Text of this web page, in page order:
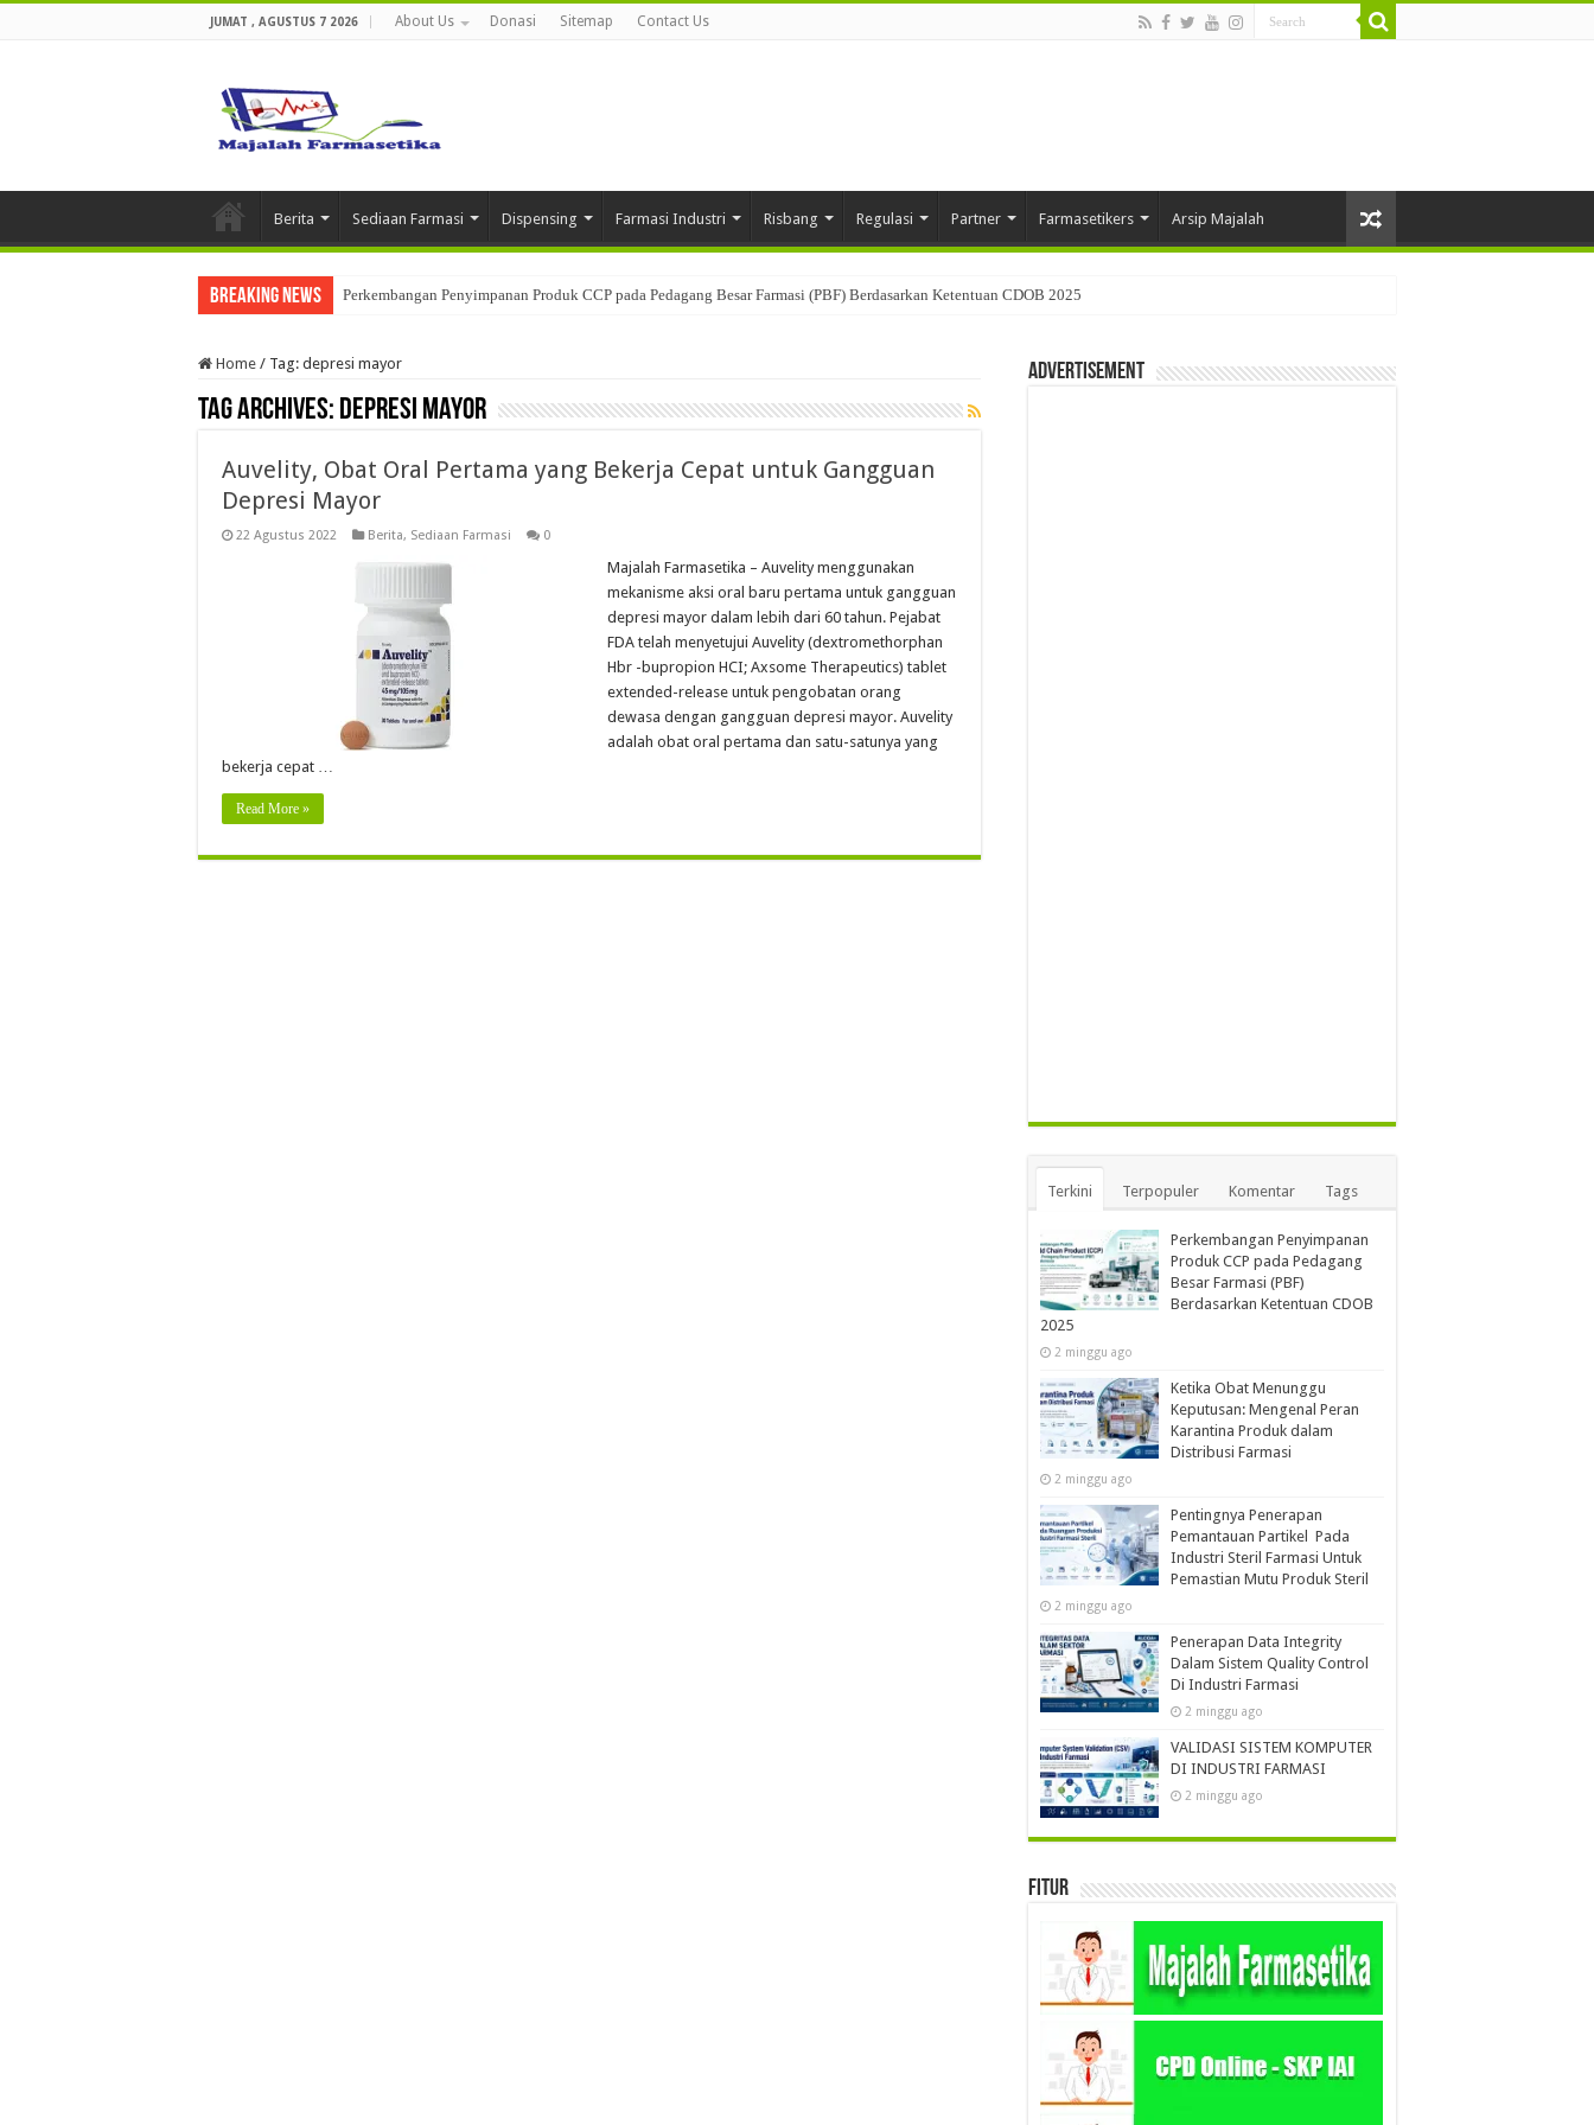
JUMAT , AGUSTUS 7 2026 About Us Donasi Sitemap Contact Us
Berita Sediaan Farmasi Dispensing Farmasi Industri Risbang Regulasi Partner Farmasetikers Arsip Majalah
Breaking News Perkembangan Penyimpanan Produk CCP pada Pedagang Besar Farmasi (PBF) Berdasarkan Ketentuan CDOB 2025
Home / Tag: depresi mayor
Tag Archives: depresi mayor
Auvelity, Obat Oral Pertama yang Bekerja Cepat untuk Gangguan
Depresi Mayor
22 Agustus 2022 Berita, Sediaan Farmasi 0
Majalah Farmasetika – Auvelity menggunakan
mekanisme aksi oral baru pertama untuk gangguan
depresi mayor dalam lebih dari 60 tahun. Pejabat
FDA telah menyetujui Auvelity (dextromethorphan
Hbr -bupropion HCI; Axsome Therapeutics) tablet
extended-release untuk pengobatan orang
dewasa dengan gangguan depresi mayor. Auvelity
adalah obat oral pertama dan satu-satunya yang
bekerja cepat …
Read More »
Advertisement
Terkini Terpopuler Komentar Tags
Perkembangan Penyimpanan
Produk CCP pada Pedagang
Besar Farmasi (PBF)
Berdasarkan Ketentuan CDOB
2025
2 minggu ago
Ketika Obat Menunggu
Keputusan: Mengenal Peran
Karantina Produk dalam
Distribusi Farmasi
2 minggu ago
Pentingnya Penerapan
Pemantauan Partikel Pada
Industri Steril Farmasi Untuk
Pemastian Mutu Produk Steril
2 minggu ago
Penerapan Data Integrity
Dalam Sistem Quality Control
Di Industri Farmasi
2 minggu ago
VALIDASI SISTEM KOMPUTER
DI INDUSTRI FARMASI
2 minggu ago
Fitur